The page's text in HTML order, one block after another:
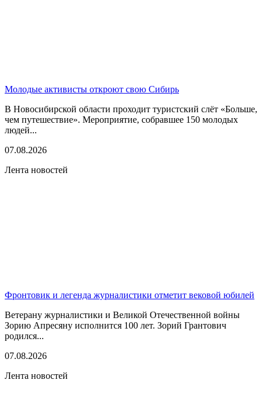
Молодые активисты откроют свою Сибирь
В Новосибирской области проходит туристский слёт «Больше,
чем путешествие». Мероприятие, собравшее 150 молодых
людей...
07.08.2026
Лента новостей
Фронтовик и легенда журналистики отметит вековой юбилей
Ветерану журналистики и Великой Отечественной войны
Зорию Апресяну исполнится 100 лет. Зорий Грантович
родился...
07.08.2026
Лента новостей